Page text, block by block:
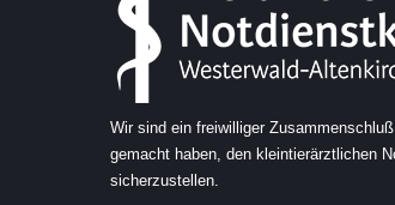
Wir sind ein freiwilliger
gemacht haben, den kleintierärztlichen
sicherzustellen.